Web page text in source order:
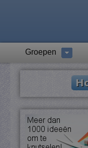
Groepen